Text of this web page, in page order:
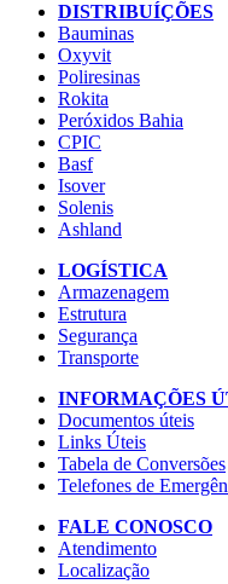
DISTRIBUÍÇÕES
Bauminas
Oxyvit
Poliresinas
Rokita
Peróxidos Bahia
CPIC
Basf
Isover
Solenis
Ashland
LOGÍSTICA
Armazenagem
Estrutura
Segurança
Transporte
INFORMAÇÕES
Documentos úteis
Links Úteis
Tabela de Conversões
Telefones de
FALE CONOSCO
Atendimento
Localização